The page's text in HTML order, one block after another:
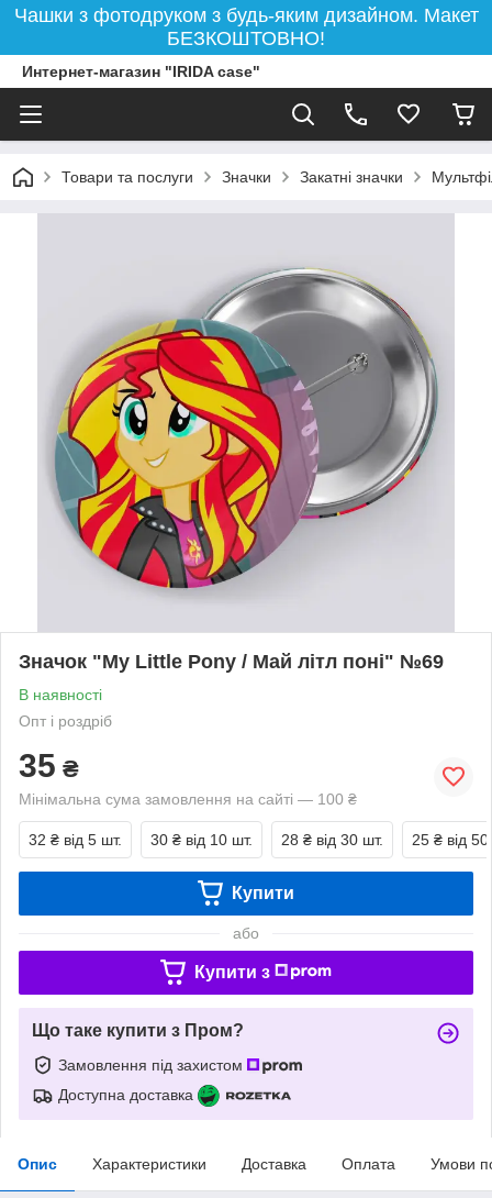
Чашки з фотодруком з будь-яким дизайном. Макет
БЕЗКОШТОВНО!
Интернет-магазин "IRIDA case"
Товари та послуги Значки Закатні значки
Значок "My Little Pony / Май літл поні" №69
В наявності
Опт і роздріб
35 ₴
Мінімальна сума замовлення на сайті — 100 ₴
32 ₴ від 5 шт. 30 ₴ від 10 шт. 28 ₴ від 30 шт. 25 ₴ від
Купити
або
Купити з
Що таке купити з Пром?
Замовлення під захистом
Доступна доставка
Опис Характеристики Доставка Оплата Умови